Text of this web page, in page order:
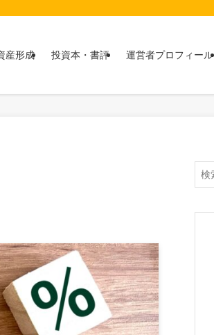
産形成 投資本・書評 運営者プロフィール